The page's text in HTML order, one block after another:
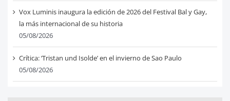
Vox Luminis inaugura la edición de 2026 del Festival Bal y Gay,
la más internacional de su historia
05/08/2026
Crítica: ‘Tristan und Isolde’ en el invierno de Sao Paulo
05/08/2026